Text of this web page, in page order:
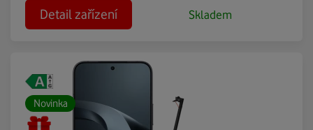
Detail zařízení Skladem
Novinka